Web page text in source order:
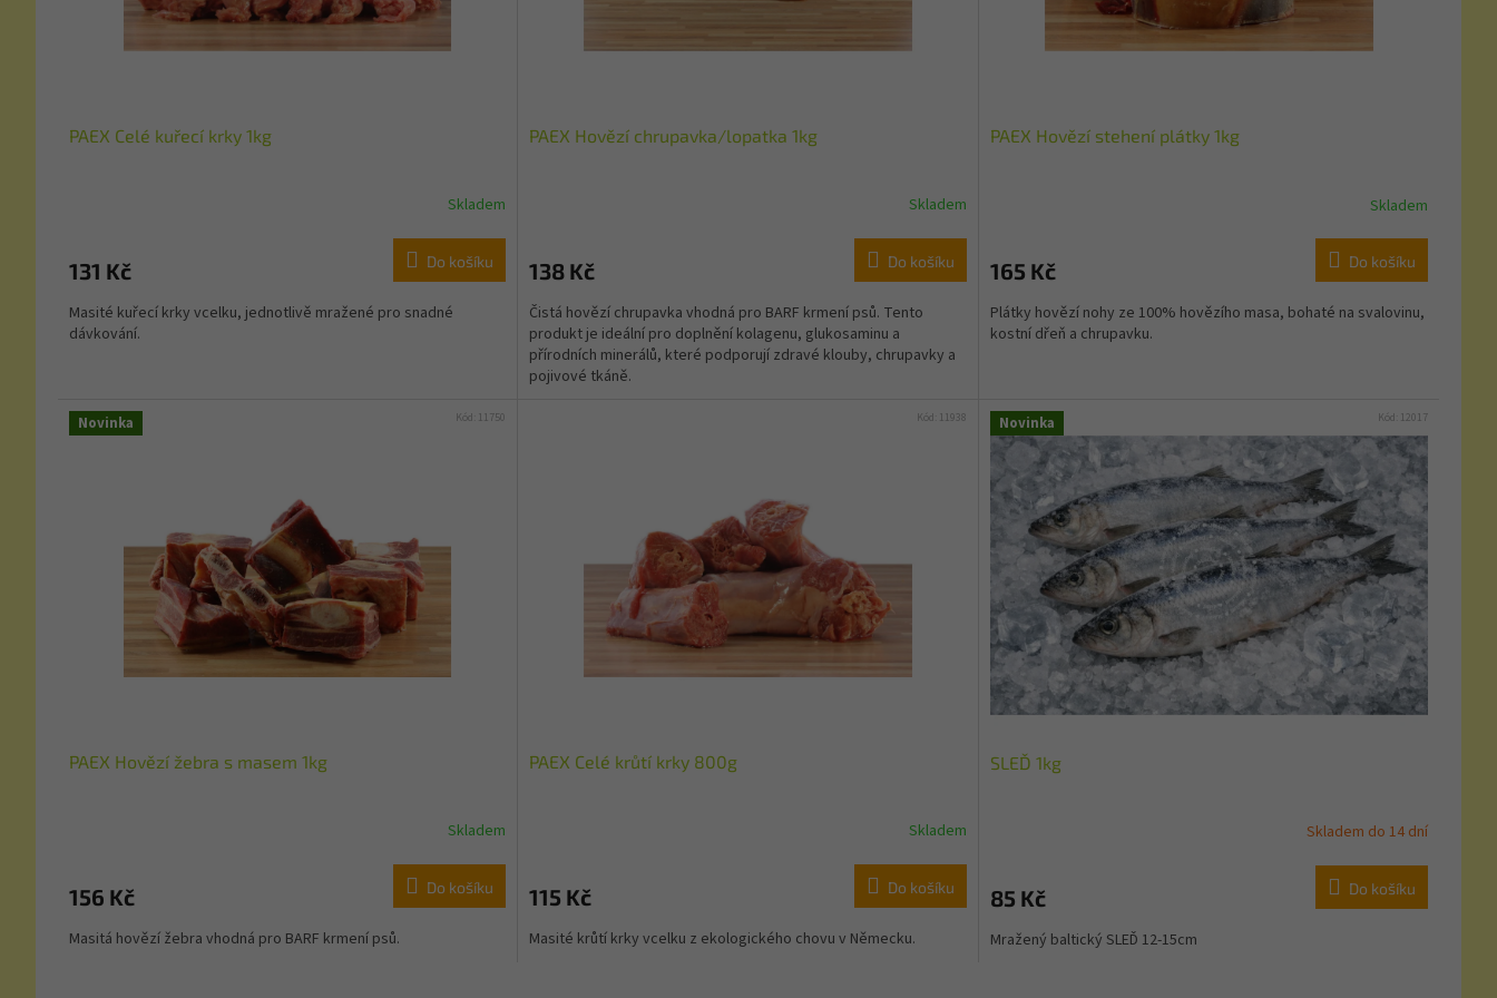
PAEX Celé kuřecí krky 1kg
Skladem
131 Kč Do košíku
Masité kuřecí krky vcelku, jednotlivě mražené pro snadné
dávkování.
PAEX Hovězí chrupavka/lopatka 1kg
Skladem
138 Kč Do košíku
Čistá hovězí chrupavka vhodná pro BARF krmení psů. Tento
produkt je ideální pro doplnění kolagenu, glukosaminu a
přírodních minerálů, které podporují zdravé klouby, chrupavky a
pojivové tkáně.
PAEX Hovězí stehení plátky 1kg
Skladem
165 Kč Do košíku
Plátky hovězí nohy ze 100% hovězího masa, bohaté na svalovinu,
kostní dřeň a chrupavku.
Novinka
PAEX Hovězí žebra s masem 1kg
Skladem
156 Kč Do košíku
Masitá hovězí žebra vhodná pro BARF krmení psů.
Kód: 11750
PAEX Celé krůtí krky 800g
Skladem
115 Kč Do košíku
Masité krůtí krky vcelku z ekologického chovu v Německu.
Kód: 11938 Novinka
SLEĎ 1kg
Skladem do 14 dní
85 Kč Do košíku
Mražený baltický SLEĎ 12-15cm
Kód: 12017